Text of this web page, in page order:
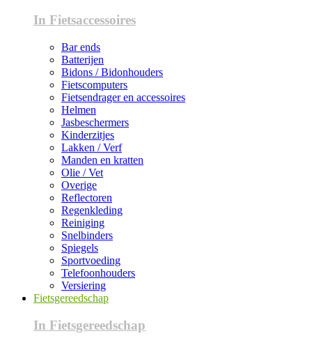
In Fietsaccessoires
Bar ends
Batterijen
Bidons / Bidonhouders
Fietscomputers
Fietsendrager en accessoires
Helmen
Jasbeschermers
Kinderzitjes
Lakken / Verf
Manden en kratten
Olie / Vet
Overige
Reflectoren
Regenkleding
Reiniging
Snelbinders
Spiegels
Sportvoeding
Telefoonhouders
Versiering
Fietsgereedschap
In Fietsgereedschap